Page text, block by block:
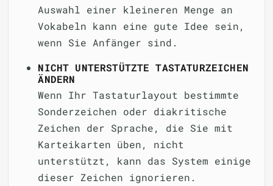
Auswahl einer kleineren Menge an
Vokabeln kann eine gute Idee sein,
wenn Sie Anfänger sind.
NICHT UNTERSTÜTZTE TASTATURZEICHEN
ÄNDERN
Wenn Ihr Tastaturlayout bestimmte
Sonderzeichen oder diakritische
Zeichen der Sprache, die Sie mit
Karteikarten üben, nicht
unterstützt, kann das System einige
dieser Zeichen ignorieren.